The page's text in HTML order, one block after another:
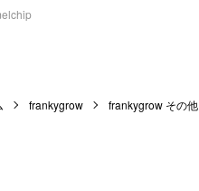
frankygrow frankygrow その他